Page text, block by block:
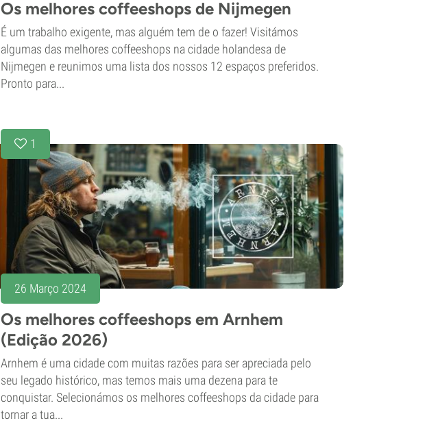
Os melhores coffeeshops de Nijmegen
É um trabalho exigente, mas alguém tem de o fazer! Visitámos
algumas das melhores coffeeshops na cidade holandesa de
Nijmegen e reunimos uma lista dos nossos 12 espaços preferidos.
Pronto para...
1
26 Março 2024
Os melhores coffeeshops em Arnhem
(Edição 2026)
Arnhem é uma cidade com muitas razões para ser apreciada pelo
seu legado histórico, mas temos mais uma dezena para te
conquistar. Selecionámos os melhores coffeeshops da cidade para
tornar a tua...